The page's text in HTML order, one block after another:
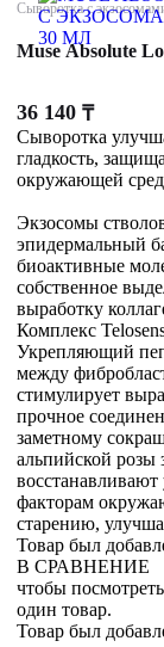
Сыворотка с
Muse Absolute
36 140 ₸
Сыворотка
гладкость,
окружающей
Экзосомы
эпидермальный
биоактивные
собственное
выработку
Комплекс
Укрепляющий
между
стимулирует
прочное
заметному
альпийской
факторам
старению,
Товар был
В СРАВНЕНИЕ
чтобы
один товар.
Товар был